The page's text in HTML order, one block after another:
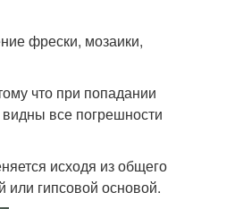
фрески, мозаики,
что при попадании
видны все погрешности
исходя из общего
или гипсовой основой.